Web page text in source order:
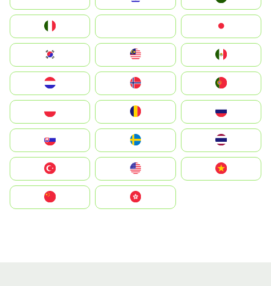
South Korea
United States
中國香港特別行政區